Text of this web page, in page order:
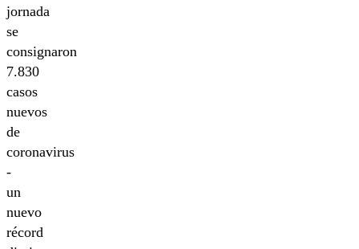
jornada
se
consignaron
7.830
casos
nuevos
de
coronavirus
-
un
nuevo
récord